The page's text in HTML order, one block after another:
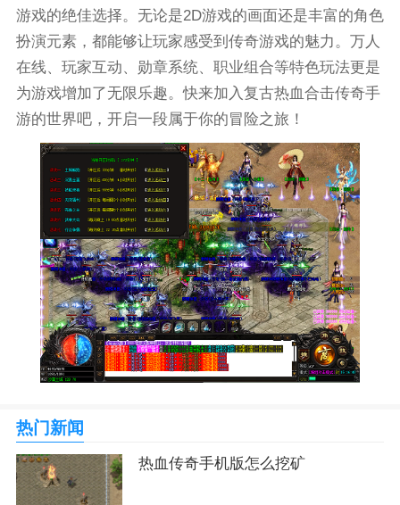
游戏的绝佳选择。无论是2D游戏的画面还是丰富的角色
扮演元素，都能够让玩家感受到传奇游戏的魅力。万人
在线、玩家互动、勋章系统、职业组合等特色玩法更是
为游戏增加了无限乐趣。快来加入复古热血合击传奇手
游的世界吧，开启一段属于你的冒险之旅！
热门新闻
热血传奇手机版怎么挖矿